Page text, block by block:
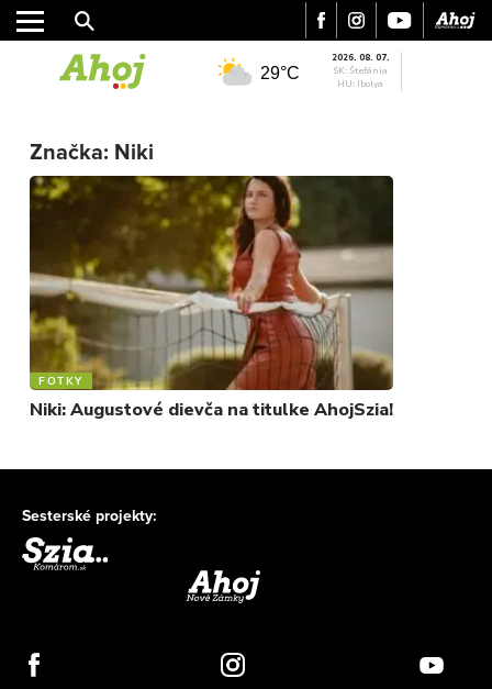
ŠPORT
KULTÚRA
FOTKY
VIDEO
MIX
29°C
2026. 08. 07.
SK: Štefánia
HU: Ibolya
Značka: Niki
FOTKY
Niki: Augustové dievča na titulke AhojSzia!
Sesterské projekty: